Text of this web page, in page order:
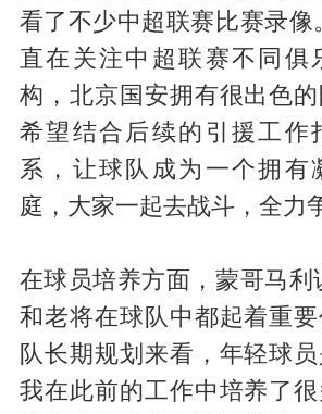
看了不少中超联赛比赛录像
直在关注中超联赛不同俱
构，北京国安拥有很出色
希望结合后续的引援工作
系，让球队成为一个拥有
庭，大家一起去战斗，全力
在球员培养方面，蒙哥马利
和老将在球队中都起着重
队长期规划来看，年轻球员
我在此前的工作中培养了很